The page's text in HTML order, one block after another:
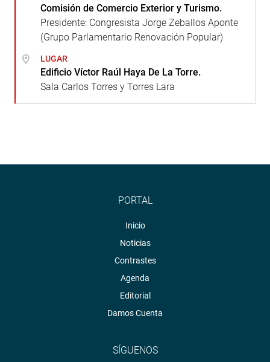
Comisión de Comercio Exterior y Turismo.
Presidente: Congresista Jorge Zeballos Aponte
(Grupo Parlamentario Renovación Popular)
LUGAR
Edificio Víctor Raúl Haya De La Torre.
Sala Carlos Torres y Torres Lara
PORTAL
Inicio
Noticias
Contrastes
Agenda
Editorial
Damos Cuenta
SÍGUENOS